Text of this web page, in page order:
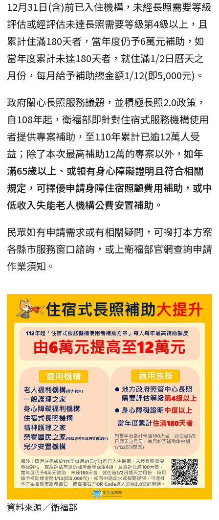
12月31日(含)前已入住機構，未經長照需要等級
評估或經評估未達長照需要等級第4級以上，且
累計住滿180天者，當年度仍予6萬元補助，如
當年度累計未達180天者，就住滿1/2日曆天之
月份，每月給予補助總金額1/12(即5,000元)。
政府關心長照服務議題，並積極長照2.0政策，
自108年起，衛福部即針對住宿式服務機構使用
者提供專案補助，至110年累計已逾12萬人受
益；除了本次最高補助12萬的專案以外， 如年
滿65歲以上、或領有身心障礙證明且符合相關
規定，可擇優申請身障住宿照顧費用補助，或中
低收入失能老人機構公費安置補助。
民眾如有申請需求或有相關疑問，可撥打本方案
各縣市服務窗口諮詢，或上衛福部官網查詢申請
作業須知。
資料來源／衛福部